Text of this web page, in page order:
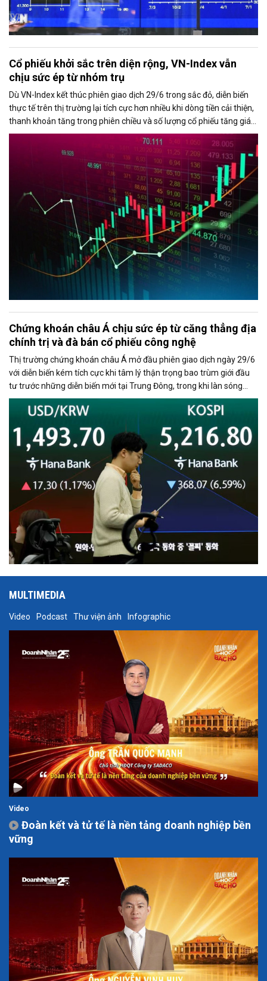
Cổ phiếu khởi sắc trên diện rộng, VN-Index vẫn
chịu sức ép từ nhóm trụ
Dù VN-Index kết thúc phiên giao dịch 29/6 trong sắc đỏ, diễn biến
thực tế trên thị trường lại tích cực hơn nhiều khi dòng tiền cải thiện,
thanh khoản tăng trong phiên chiều và số lượng cổ phiếu tăng giá
chiếm ưu thế. Áp lực giảm điểm của chỉ số chủ yếu đến từ nhóm cổ
phiếu vốn hóa lớn, đặc biệt là VIC và VHM.
Chứng khoán châu Á chịu sức ép từ căng thẳng địa
chính trị và đà bán cổ phiếu công nghệ
Thị trường chứng khoán châu Á mở đầu phiên giao dịch ngày 29/6
với diễn biến kém tích cực khi tâm lý thận trọng bao trùm giới đầu
tư trước những diễn biến mới tại Trung Đông, trong khi làn sóng
chốt lời ở nhóm cổ phiếu công nghệ tiếp tục gây áp lực lên các chỉ
số lớn.
MULTIMEDIA
Video Podcast Thư viện ảnh Infographic
Video
Đoàn kết và tử tế là nền tảng doanh nghiệp bền
vững